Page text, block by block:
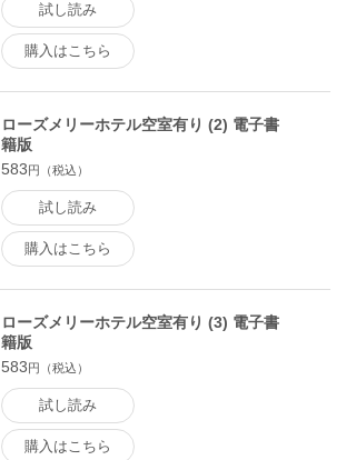
試し読み
購入はこちら
ローズメリーホテル空室有り (2) 電子書
籍版
583円（税込）
試し読み
購入はこちら
ローズメリーホテル空室有り (3) 電子書
籍版
583円（税込）
試し読み
購入はこちら